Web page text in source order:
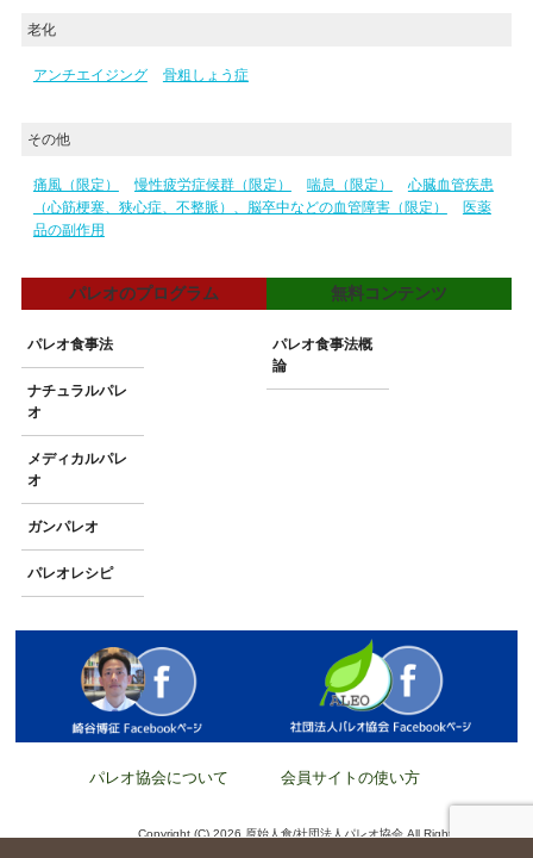
老化
アンチエイジング 骨粗しょう症
その他
痛風（限定） 慢性疲労症候群（限定） 喘息（限定）
心臓血管疾患
（心筋梗塞、狭心症、不整脈）、脳卒中などの血管障害（限定）
医薬
品の副作用
パレオのプログラム
パレオ食事法
ナチュラルパレ
オ
メディカルパレ
オ
ガンパレオ
パレオレシピ
無料コンテンツ
パレオ食事法概
論
パレオ協会について 会員サイトの使い方
Copyright (C) 2026 原始人食/社団法人パレオ協会 All Rights Reserved.